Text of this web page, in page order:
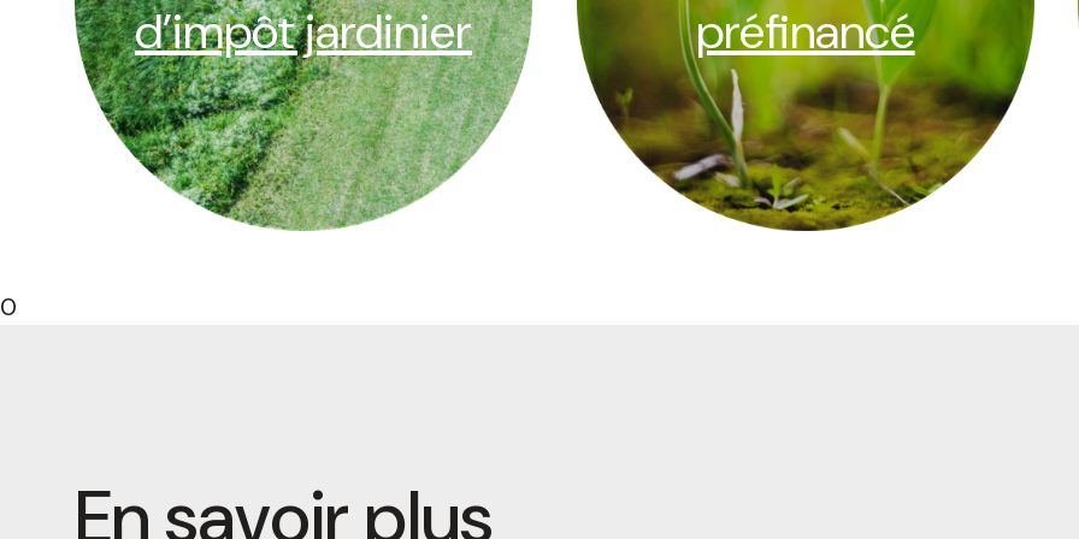
d’impôt jardinier préfinancé
0
En savoir plus